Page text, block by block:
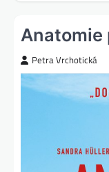
Anatomie
Petra Vrchotická